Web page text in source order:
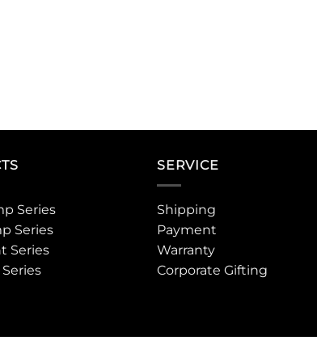
Series
Series
Series
SERVICE
Shipping
Payment
Warranty
Corporate Gifting